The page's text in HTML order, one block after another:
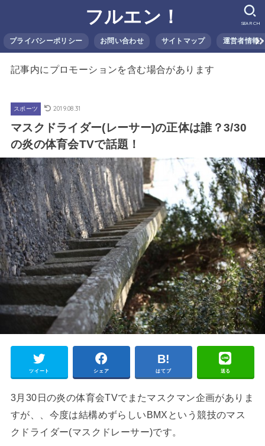
フルエン！
プライバシーポリシー お問い合わせ サイトマップ 運営者情報
SEARCH
記事内にプロモーションを含む場合があります
スポーツ 2019.08.31
マスクドライダー(レーサー)の正体は誰？3/30
の炎の体育会TVで話題！
ツイート シェア はてブ 送る
3月30日の炎の体育会TVでまたマスクマン企画がありま
すが、、今度は結構めずらしいBMXという競技のマス
クドライダー(マスクドレーサー)です。